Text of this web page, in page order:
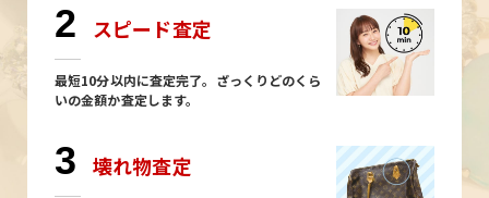
2 スピード査定
最短10分以内に査定完了。ざっくりどのくら
いの金額か査定します。
3 壊れ物査定